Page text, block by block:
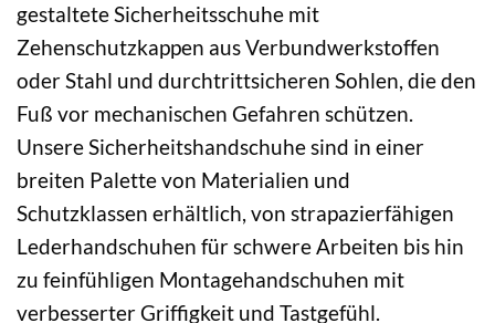
gestaltete Sicherheitsschuhe mit
Zehenschutzkappen aus Verbundwerkstoffen
oder Stahl und durchtrittsicheren Sohlen, die den
Fuß vor mechanischen Gefahren schützen.
Unsere Sicherheitshandschuhe sind in einer
breiten Palette von Materialien und
Schutzklassen erhältlich, von strapazierfähigen
Lederhandschuhen für schwere Arbeiten bis hin
zu feinfühligen Montagehandschuhen mit
verbesserter Griffigkeit und Tastgefühl.